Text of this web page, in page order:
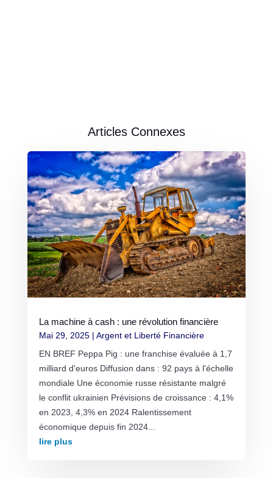
Articles Connexes
La machine à cash : une révolution financière
Mai 29, 2025| Argent et Liberté Financière
EN BREF Peppa Pig : une franchise évaluée à 1,7
milliard d'euros Diffusion dans : 92 pays à l'échelle
mondiale Une économie russe résistante malgré
le conflit ukrainien Prévisions de croissance : 4,1%
en 2023, 4,3% en 2024 Ralentissement
économique depuis fin 2024...
lire plus